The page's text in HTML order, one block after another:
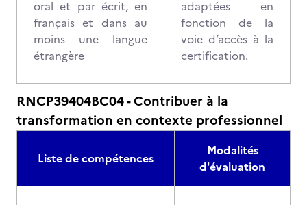
oral et par écrit, en
français et dans au
moins une langue
étrangère
adaptées en
fonction de la
voie d’accès à la
certification.
RNCP39404BC04 - Contribuer à la
transformation en contexte professionnel
Liste de compétences
Modalités
d'évaluation